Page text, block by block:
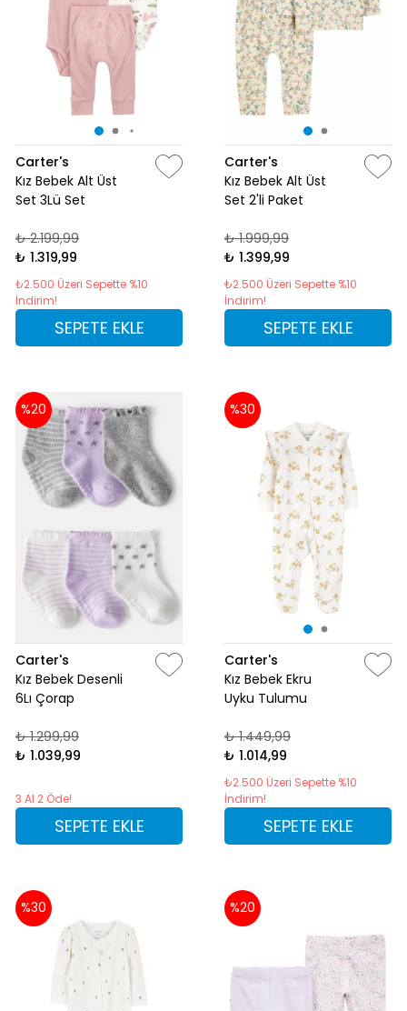
Carter's
Kız Bebek Alt Üst
Set 3Lü Set
₺ 2.199,99
₺ 1.319,99
₺2.500 Üzeri Sepette %10
İndirim!
SEPETE EKLE
Carter's
Kız Bebek Alt Üst
Set 2'li Paket
₺ 1.999,99
₺ 1.399,99
₺2.500 Üzeri Sepette %10
İndirim!
SEPETE EKLE
%20
Carter's
Kız Bebek Desenli
6Lı Çorap
₺ 1.299,99
₺ 1.039,99
3 Al 2 Öde!
SEPETE EKLE
%30
Carter's
Kız Bebek Ekru
Uyku Tulumu
₺ 1.449,99
₺ 1.014,99
₺2.500 Üzeri Sepette %10
İndirim!
SEPETE EKLE
%30 %20